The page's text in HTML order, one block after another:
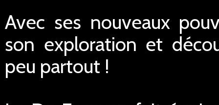
Avec ses nouveaux
son exploration et
peu partout !